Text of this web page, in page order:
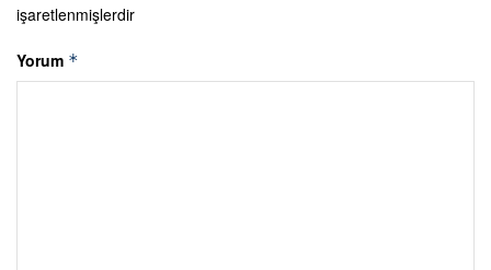
işaretlenmişlerdir
Yorum *